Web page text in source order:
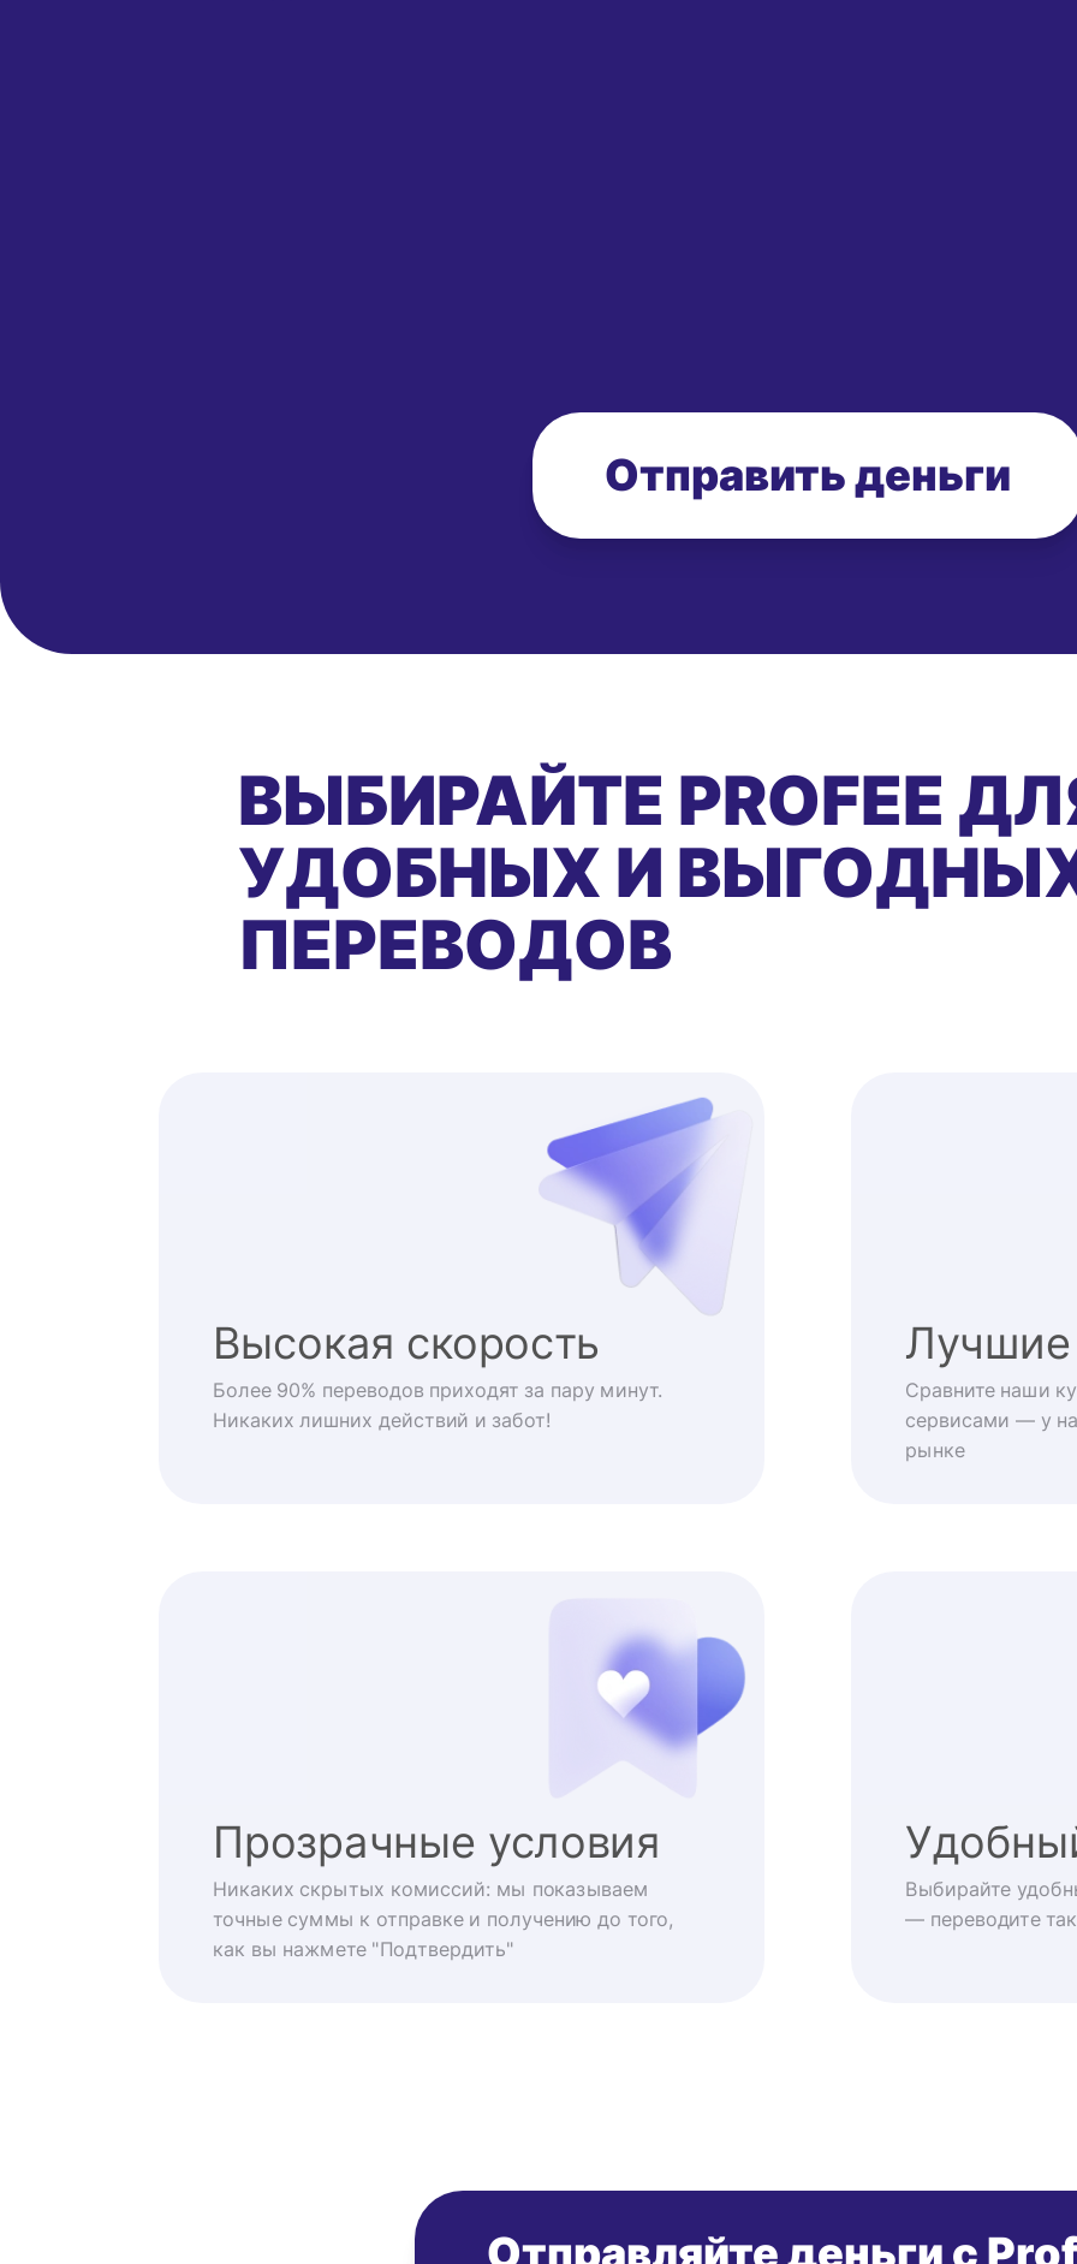
Отправить деньги
ВЫБИРАЙТЕ PROFEE
УДОБНЫХ И
ПЕРЕВОДОВ
Высокая скорость
Более 90% переводов приходят за пару минут.
Никаких лишних действий и забот!
Сравните наши
сервисами — у
рынке
Прозрачные условия
Никаких скрытых комиссий: мы показываем
точные суммы к отправке и получению до того,
как вы нажмете "Подтвердить"
Выбирайте
— переводите
Отправляйте деньги с